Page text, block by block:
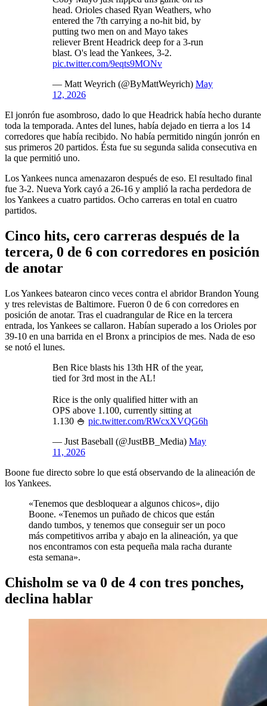
head. Orioles chased Ryan Weathers, who
entered the 7th carrying a no-hit bid, by
putting two men on and Mayo takes
reliever Brent Headrick deep for a 3-run
blast. O's lead the Yankees, 3-2.
pic.twitter.com/9eqts9MONv
— Matt Weyrich (@ByMattWeyrich) May
12, 2026
El jonrón fue asombroso, dado lo que Headrick había hecho durante
toda la temporada. Antes del lunes, había dejado en tierra a los 14
corredores que había recibido. No había permitido ningún jonrón en
sus primeros 20 partidos. Ésta fue su segunda salida consecutiva en
la que permitió uno.
Los Yankees nunca amenazaron después de eso. El resultado final
fue 3-2. Nueva York cayó a 26-16 y amplió la racha perdedora de
los Yankees a cuatro partidos. Ocho carreras en total en cuatro
partidos.
Cinco hits, cero carreras después de la
tercera, 0 de 6 con corredores en posición
de anotar
Los Yankees batearon cinco veces contra el abridor Brandon Young
y tres relevistas de Baltimore. Fueron 0 de 6 con corredores en
posición de anotar. Tras el cuadrangular de Rice en la tercera
entrada, los Yankees se callaron. Habían superado a los Orioles por
39-10 en una barrida en el Bronx a principios de mes. Nada de eso
se notó el lunes.
Ben Rice blasts his 13th HR of the year,
tied for 3rd most in the AL!
Rice is the only qualified hitter with an
OPS above 1.100, currently sitting at
1.130 🍚 pic.twitter.com/RWcxXVQG6h
— Just Baseball (@JustBB_Media) May
11, 2026
Boone fue directo sobre lo que está observando de la alineación de
los Yankees.
«Tenemos que desbloquear a algunos chicos», dijo
Boone. «Tenemos un puñado de chicos que están
dando tumbos, y tenemos que conseguir ser un poco
más competitivos arriba y abajo en la alineación, ya que
nos encontramos con esta pequeña mala racha durante
esta semana».
Chisholm se va 0 de 4 con tres ponches,
declina hablar